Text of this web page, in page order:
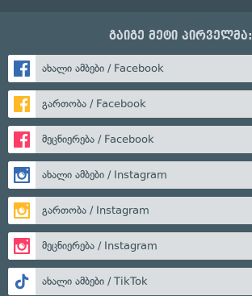
გაიგე მეტი პირველმა:
ახალი ამბები / Facebook
გართობა / Facebook
მეცნიერება / Facebook
ახალი ამბები / Instagram
გართობა / Instagram
მეცნიერება / Instagram
ახალი ამბები / TikTok